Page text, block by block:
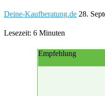
Deine-Kaufberatung.de 28.
Lesezeit: 6 Minuten
Empfehlung